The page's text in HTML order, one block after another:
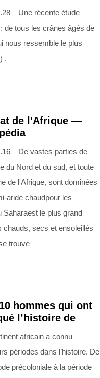
Une récente étude
de tous les crânes âgés de
nous ressemble le plus
.
de l'Afrique —
De vastes parties de
du Nord et du sud, et toute
de l'Afrique, sont dominées
aride chaudpour les
Saharaest le plus grand
chauds, secs et ensoleillés
trouve
hommes qui ont
l’histoire de
africain a connu
périodes dans l’histoire. De
précoloniale à la période